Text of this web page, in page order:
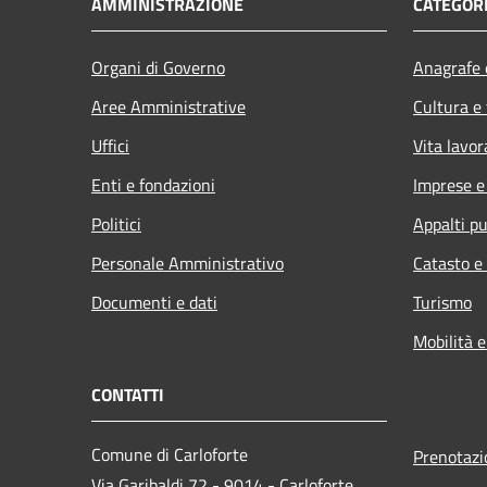
Organi di Governo
Aree Amministrative
Uffici
Enti e fondazioni
Politici
Personale Amministrativo
Documenti e dati
Cultura
Vita
Imprese
Appalti
Catasto
Turismo
Mobilità
CONTATTI
Comune di Carloforte